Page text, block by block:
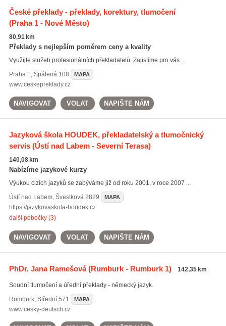
České překlady - překlady, korektury, tlumočení
(Praha 1 - Nové Město)
80,91 km
Překlady s nejlepším poměrem ceny a kvality
Využijte služeb profesionálních překladatelů. Zajistíme pro vás ...
Praha 1, Spálená 108 MAPA
www.ceskepreklady.cz
NAVIGOVAT VOLAT NAPIŠTE NÁM
Jazyková škola HOUDEK, překladatelský a tlumočnický
servis(Ústí nad Labem - Severní Terasa)
140,08 km
Nabízíme jazykové kurzy
Výukou cizích jazyků se zabýváme již od roku 2001, v roce 2007 ...
Ústí nad Labem, Švestková 2829 MAPA
https://jazykovaskola-houdek.cz
další pobočky (3)
NAVIGOVAT VOLAT NAPIŠTE NÁM
PhDr. Jana Ramešová(Rumburk - Rumburk 1) 142,35 km
Soudní tlumočení a úřední překlady - německý jazyk.
Rumburk, Střední 571 MAPA
www.cesky-deutsch.cz